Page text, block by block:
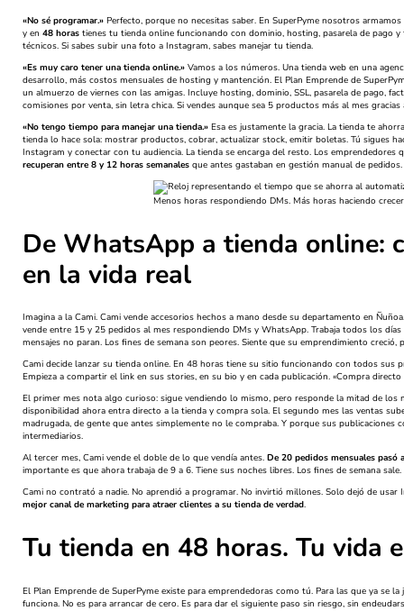
«No sé programar.»Perfecto, porque no necesitas saber. En SuperPyme nosotros
y en 48 horastienes tu tienda online funcionando con dominio, hosting, pasarela de pago
técnicos. Si sabes subir una foto a Instagram, sabes manejar tu tienda.
«Es muy caro tener una tienda online.»Vamos a los números. Una tienda web en una
desarrollo, más costos mensuales de hosting y mantención. El Plan Emprende de
un almuerzo de viernes con las amigas. Incluye hosting, dominio, SSL, pasarela de pago,
comisiones por venta, sin letra chica. Si vendes aunque sea 5 productos más al mes
«No tengo tiempo para manejar una tienda.»Esa es justamente la gracia. La tienda te
tienda lo hace sola: mostrar productos, cobrar, actualizar stock, emitir boletas. Tú sigues
Instagram y conectar con tu audiencia. La tienda se encarga del resto. Los
recuperan entre 8 y 12 horas semanalesque antes gastaban en gestión manual de pedidos.
Menos horas respondiendo DMs. Más horas haciendo
De WhatsApp a tienda online:
en la vida real
Imagina a la Cami. Cami vende accesorios hechos a mano desde su departamento en
vende entre 15 y 25 pedidos al mes respondiendo DMs y WhatsApp. Trabaja todos los
mensajes no paran. Los fines de semana son peores. Siente que su emprendimiento creció,
Cami decide lanzar su tienda online. En 48 horas tiene su sitio funcionando con todos sus
Empieza a compartir el link en sus stories, en su bio y en cada publicación. «Compra
El primer mes nota algo curioso: sigue vendiendo lo mismo, pero responde la mitad de los
disponibilidad ahora entra directo a la tienda y compra sola. El segundo mes las ventas
madrugada, de gente que antes simplemente no le compraba. Y porque sus
intermediarios.
Al tercer mes, Cami vende el doble de lo que vendía antes. De 20 pedidos mensuales pasó
importante es que ahora trabaja de 9 a 6. Tiene sus noches libres. Los fines de semana
Cami no contrató a nadie. No aprendió a programar. No invirtió millones. Solo dejó de
mejor canal de marketing para atraer clientes a su tienda de verdad.
Tu tienda en 48 horas. Tu vida
El Plan Emprende de SuperPyme existe para emprendedoras como tú. Para las que ya se
funciona. No es para arrancar de cero. Es para dar el siguiente paso sin riesgo, sin